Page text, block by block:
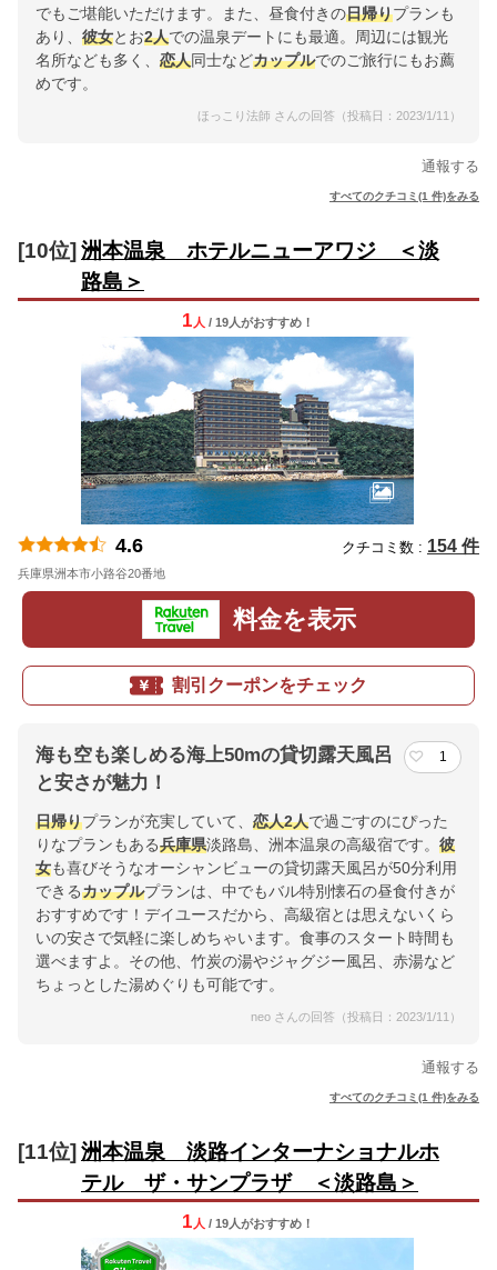
でもご堪能いただけます。また、昼食付きの日帰りプランも
あり、 彼女とお2人での温泉デートにも最適。周辺には観光
名所なども多く、 恋人同士などカップルでのご旅行にもお薦
めです。
ほっこり法師 さんの回答（投稿日：2023/1/11）
通報する
すべてのクチコミ(1 件)をみる
[10位] 洲本温泉 ホテルニューアワジ ＜淡
路島＞
1 人 / 19人がおすすめ！
4.6 クチコミ数 : 154 件
兵庫県洲本市小路谷20番地
料金を表示
割引クーポンをチェック
海も空も楽しめる海上50mの貸切露天風呂
と安さが魅力！
1
日帰りプランが充実していて、 恋人2人で過ごすのにぴった
りなプランもある兵庫県淡路島、洲本温泉の高級宿です。 彼
女も喜びそうなオーシャンビューの貸切露天風呂が50分利用
できるカップルプランは、中でもバル特別懐石の昼食付きが
おすすめです！デイユースだから、高級宿とは思えないくら
いの安さで気軽に楽しめちゃいます。食事のスタート時間も
選べますよ。その他、竹炭の湯やジャグジー風呂、赤湯など
ちょっとした湯めぐりも可能です。
neo さんの回答（投稿日：2023/1/11）
通報する
すべてのクチコミ(1 件)をみる
[11位] 洲本温泉 淡路インターナショナルホ
テル ザ・サンプラザ ＜淡路島＞
1 人 / 19人がおすすめ！